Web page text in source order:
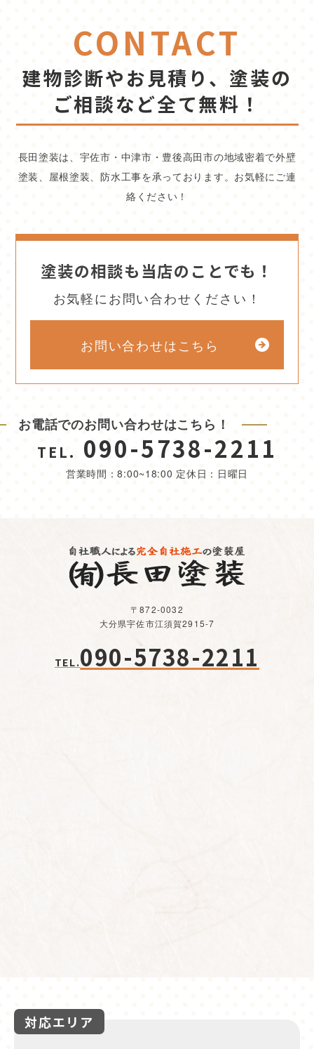
CONTACT
建物診断やお見積り、塗装の
ご相談など全て無料！
長田塗装は、宇佐市・中津市・豊後高田市の地域密着で外壁
塗装、屋根塗装、防水工事を承っております。お気軽にご連
絡ください！
塗装の相談も当店のことでも！
お気軽にお問い合わせください！
お問い合わせはこちら
お電話でのお問い合わせはこちら！
TEL. 090-5738-2211
営業時間：8:00~18:00 定休日：日曜日
〒872-0032
大分県宇佐市江須賀2915-7
TEL.090-5738-2211
対応エリア